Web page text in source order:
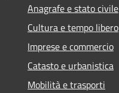
Anagrafe e stato civile
Cultura e tempo libero
Imprese e commercio
Catasto e urbanistica
Mobilità e trasporti